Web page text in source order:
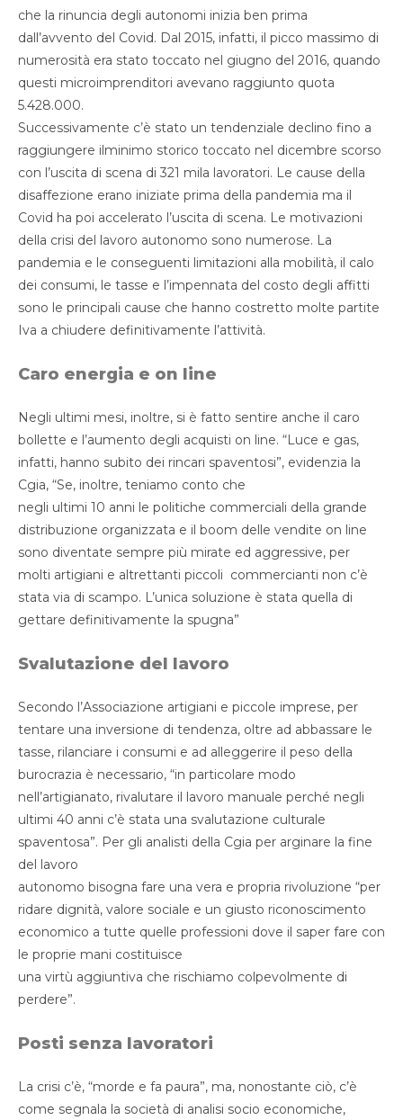
che la rinuncia degli autonomi inizia ben prima
dall’avvento del Covid. Dal 2015, infatti, il picco massimo di
numerosità era stato toccato nel giugno del 2016, quando
questi microimprenditori avevano raggiunto quota
5.428.000.
Successivamente c’è stato un tendenziale declino fino a
raggiungere ilminimo storico toccato nel dicembre scorso
con l’uscita di scena di 321 mila lavoratori. Le cause della
disaffezione erano iniziate prima della pandemia ma il
Covid ha poi accelerato l’uscita di scena. Le motivazioni
della crisi del lavoro autonomo sono numerose. La
pandemia e le conseguenti limitazioni alla mobilità, il calo
dei consumi, le tasse e l’impennata del costo degli affitti
sono le principali cause che hanno costretto molte partite
Iva a chiudere definitivamente l’attività.
Caro energia e on line
Negli ultimi mesi, inoltre, si è fatto sentire anche il caro
bollette e l’aumento degli acquisti on line. “Luce e gas,
infatti, hanno subito dei rincari spaventosi”, evidenzia la
Cgia, “Se, inoltre, teniamo conto che
negli ultimi 10 anni le politiche commerciali della grande
distribuzione organizzata e il boom delle vendite on line
sono diventate sempre più mirate ed aggressive, per
molti artigiani e altrettanti piccoli commercianti non c’è
stata via di scampo. L’unica soluzione è stata quella di
gettare definitivamente la spugna”
Svalutazione del lavoro
Secondo l’Associazione artigiani e piccole imprese, per
tentare una inversione di tendenza, oltre ad abbassare le
tasse, rilanciare i consumi e ad alleggerire il peso della
burocrazia è necessario, “in particolare modo
nell’artigianato, rivalutare il lavoro manuale perché negli
ultimi 40 anni c’è stata una svalutazione culturale
spaventosa”. Per gli analisti della Cgia per arginare la fine
del lavoro
autonomo bisogna fare una vera e propria rivoluzione “per
ridare dignità, valore sociale e un giusto riconoscimento
economico a tutte quelle professioni dove il saper fare con
le proprie mani costituisce
una virtù aggiuntiva che rischiamo colpevolmente di
perdere”.
Posti senza lavoratori
La crisi c’è, “morde e fa paura”, ma, nonostante ciò, c’è
come segnala la società di analisi socio economiche,